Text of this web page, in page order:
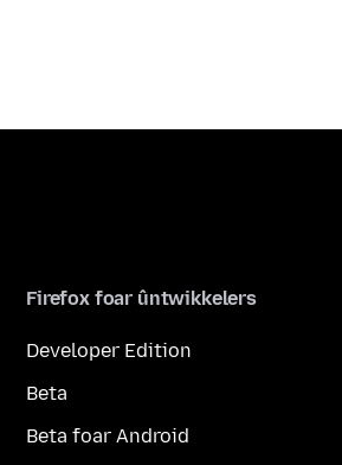
Firefox foar ûntwikkelers
Developer Edition
Beta
Beta foar Android